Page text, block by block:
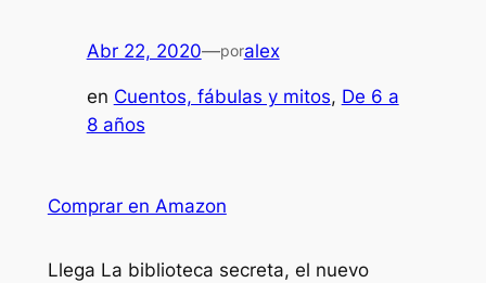
Abr 22, 2020—poralex
en Cuentos, fábulas y mitos, De 6 a
8 años
Comprar en Amazon
Llega La biblioteca secreta, el nuevo